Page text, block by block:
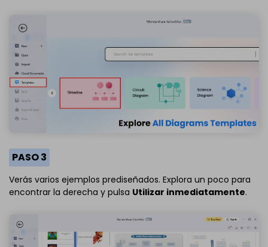
PASO 3
Verás varios ejemplos prediseñados. Explora un poco para
encontrar la derecha y pulsa Utilizar inmediatamente.